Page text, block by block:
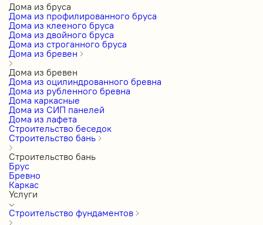
Дома из бруса
Дома из профилированного бруса
Дома из клееного бруса
Дома из двойного бруса
Дома из строганного бруса
Дома из бревен
Дома из бревен
Дома из оцилиндрованного бревна
Дома из рубленного бревна
Дома каркасные
Дома из СИП панелей
Дома из лафета
Строительство беседок
Строительство бань
Строительство бань
Брус
Бревно
Каркас
Услуги
Строительство фундаментов